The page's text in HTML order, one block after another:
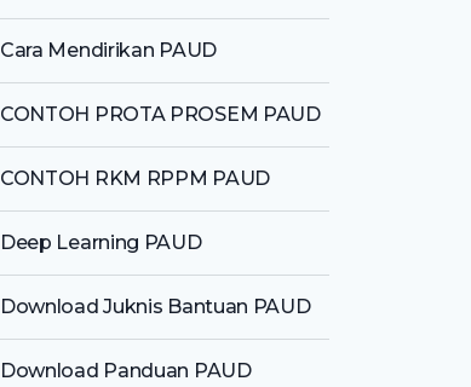
Cara Mendirikan PAUD
CONTOH PROTA PROSEM PAUD
CONTOH RKM RPPM PAUD
Deep Learning PAUD
Download Juknis Bantuan PAUD
Download Panduan PAUD